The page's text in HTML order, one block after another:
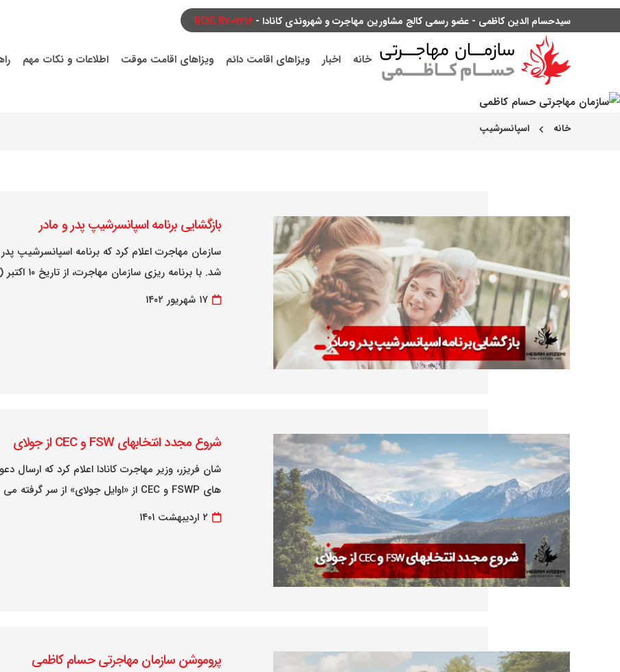
سیدحسام الدین کاظمی - عضو رسمی کالج مشاورین مهاجرت و شهروندی کانادا - RCIC R707216
خانه اخبار ویزاهای اقامت دائم ویزاهای اقامت موقت اطلاعات و نکات مهم
خانه chevron_left اسپانسرشیپ
بازگشایی برنامه اسپانسرشیپ پدر و مادر
سازمان مهاجرت اعلام کرد که برنامه اسپانسرشیپ
شد. با برنامه ریزی سازمان مهاجرت، از تاریخ ۱۰ اکتبر (۱۸ مهر) به ۲۴۲۰۰ نفر از متقاضیان دعوتنامه…
۱۷ شهریور ۱۴۰۲
شروع مجدد انتخابهای FSW و CEC از جولای
شان فریزر، وزیر مهاجرت کانادا اعلام کرد که
های FSWP و CEC از «اوایل جولای» از سر گرفته می شود. وزیر مهاجرت طی یک سخنرانی در…
۲ اردیبهشت ۱۴۰۱
پروموشن سازمان مهاجرتی حسام کاظمی